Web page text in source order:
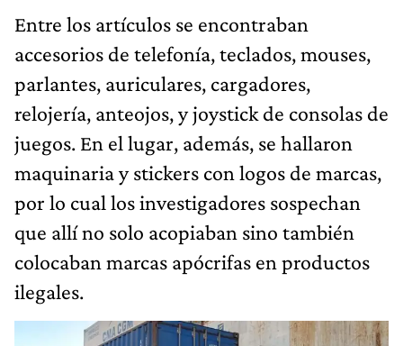
Entre los artículos se encontraban
accesorios de telefonía, teclados, mouses,
parlantes, auriculares, cargadores,
relojería, anteojos, y joystick de consolas de
juegos. En el lugar, además, se hallaron
maquinaria y stickers con logos de marcas,
por lo cual los investigadores sospechan
que allí no solo acopiaban sino también
colocaban marcas apócrifas en productos
ilegales.